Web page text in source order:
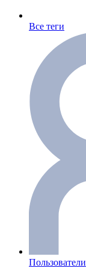
Все теги
Пользователи